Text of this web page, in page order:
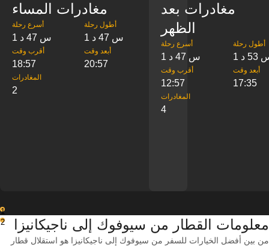
مغادرات المساء
‎أسرع رحلة
1 س 47 د
‎أطول رحلة
1 س 47 د
‎أقرب وقت
18:57
‎أبعد وقت
20:57
‎المغادرات
2
مغادرات بعد
الظهر
‎أسرع رحلة
1 س 47 د
‎أطول رحلة
53 د
‎أقرب وقت
12:57
‎أبعد وقت
17:35
‎المغادرات
4
1
2
معلومات القطار من ‎سيوفوك إلى ‎ناجيكانيزا
من بين أفضل الخيارات للسفر من سيوفوك إلى ناجيكانيزا هو استقلال قطار